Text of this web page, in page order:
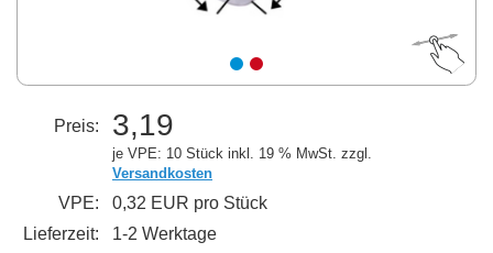
Preis: 3,19
je VPE: 10 Stück inkl. 19 % MwSt. zzgl.
Versandkosten
VPE:
0,32 EUR pro Stück
Lieferzeit:
1-2 Werktage